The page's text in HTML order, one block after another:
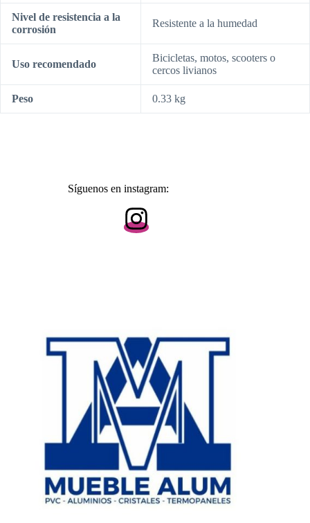
Nivel de resistencia a la
corrosión
Resistente a la humedad
Uso recomendado
Bicicletas, motos, scooters o
cercos livianos
Peso 0.33 kg
Síguenos en instagram: